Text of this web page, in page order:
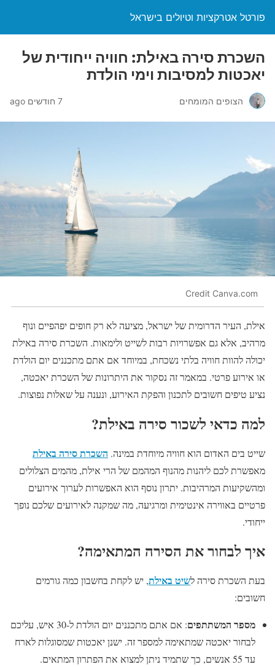
פורטל אטרקציות וטיולים בישראל
השכרת סירה באילת: חוויה ייחודית של
יאכטות למסיבות וימי הולדת
הצופים המומחים 7 חודשים ago
Credit Canva.com
אילת, העיר הדרומית של ישראל, מציעה לא רק חופים יפהפיים ונוף
מרהיב, אלא גם אפשרויות רבות לשייט ולימאות. השכרת סירה באילת
יכולה להוות חוויה בלתי נשכחת, במיוחד אם אתם מתכננים יום הולדת
או אירוע פרטי. במאמר זה נסקור את היתרונות של השכרת יאכטה,
נציע טיפים חשובים לתכנון והפקת האירוע, ונענה על שאלות נפוצות.
למה כדאי לשכור סירה באילת?
שייט בים האדום הוא חוויה מיוחדת במינה. השכרת סירה באילת
מאפשרת לכם ליהנות מהנוף המהמם של הרי אילת, מהמים הצלולים
ומהשקיעות המרהיבות. יתרון נוסף הוא האפשרות לערוך אירועים
פרטיים באווירה אינטימית ומרגיעה, מה שמקנה לאירועים שלכם נופך
ייחודי.
איך לבחור את הסירה המתאימה?
בעת השכרת סירה לשיט באילת, יש לקחת בחשבון כמה גורמים
חשובים:
מספר המשתתפים
: אם אתם מתכננים יום הולדת ל-30 איש, עליכם
לבחור יאכטה שמתאימה למספר זה. ישנן יאכטות שמסוגלות לארח
עד 55 אנשים, כך שתמיד ניתן למצוא את הפתרון המתאים.